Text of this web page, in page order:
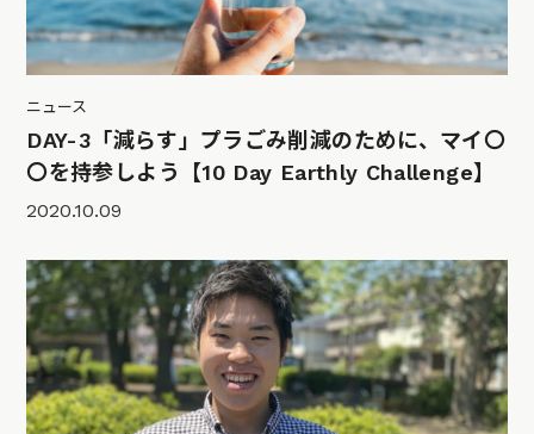
ニュース
DAY-3「減らす」プラごみ削減のために、マイ〇
〇を持参しよう【10 Day Earthly Challenge】
2020.10.09